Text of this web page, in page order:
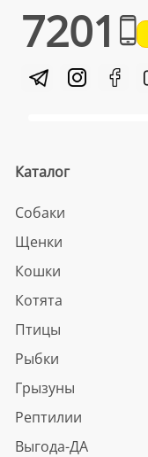
7201
Каталог
Собаки
Щенки
Кошки
Котята
Птицы
Рыбки
Грызуны
Рептилии
Выгода-ДА